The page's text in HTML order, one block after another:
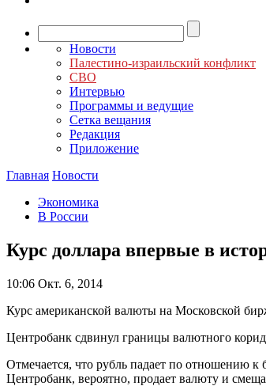
Новости
Палестино-израильский конфликт
СВО
Интервью
Программы и ведущие
Сетка вещания
Редакция
Приложение
Главная Новости
Экономика
В России
Курс доллара впервые в
10:06 Окт. 6, 2014
Курс американской валюты на Московской
Центробанк сдвинул границы валютного
Отмечается, что рубль падает по отношению
Центробанк, вероятно, продает валюту и